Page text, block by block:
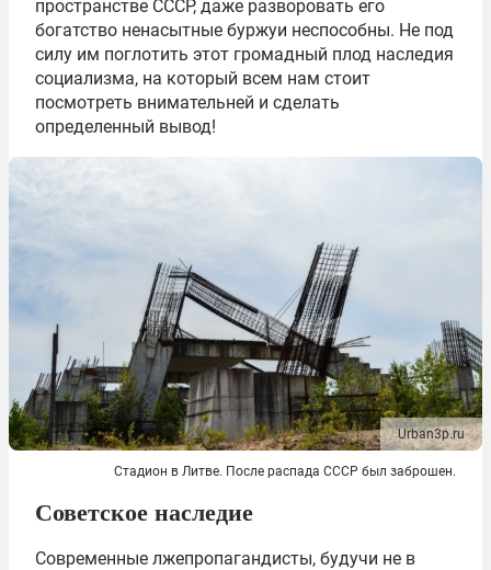
пространстве СССР, даже разворовать его
богатство ненасытные буржуи неспособны. Не под
силу им поглотить этот громадный плод наследия
социализма, на который всем нам стоит
посмотреть внимательней и сделать
определенный вывод!
Urban3p.ru
Стадион в Литве. После распада СССР был заброшен.
Советское наследие
Современные лжепропагандисты, будучи не в